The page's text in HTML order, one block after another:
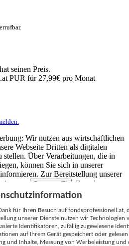
seinen Preis.
PUR für 27,99€ pro Monat
Wir nutzen aus wirtschaftlichen
Webseite Dritten als digitalen
stellen. Über Verarbeitungen, die in
können Sie sich in unserer
Zur Bereitstellung unserer
von
Partnern (5)
. Zwecke:
Messung von Werbeleistung
sowie Zielgruppenforschung.
Online-Kennungen (z. B. login-
Kennungen,
können zusammen mit anderen
und Browserinformationen,
für Ihren Besuch auf
unserer Dienste nutzen wir Technologien
Identifikatoren, zufällig zugewiesene
auf Ihrem Gerät gespeichert oder
und Inhalte, Messung von Werbeleistung